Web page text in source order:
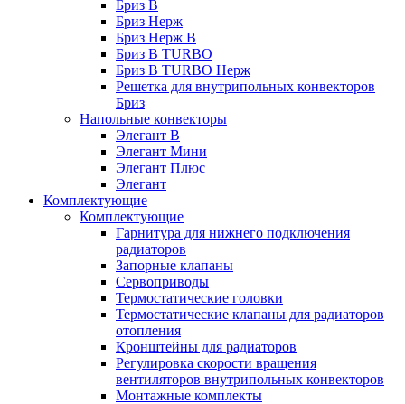
Бриз В
Бриз Нерж
Бриз Нерж В
Бриз В TURBO
Бриз В TURBO Нерж
Решетка для внутрипольных конвекторов
Бриз
Напольные конвекторы
Элегант В
Элегант Мини
Элегант Плюс
Элегант
Комплектующие
Комплектующие
Гарнитура для нижнего подключения
радиаторов
Запорные клапаны
Сервоприводы
Термостатические головки
Термостатические клапаны для радиаторов
отопления
Кронштейны для радиаторов
Регулировка скорости вращения
вентиляторов внутрипольных конвекторов
Монтажные комплекты